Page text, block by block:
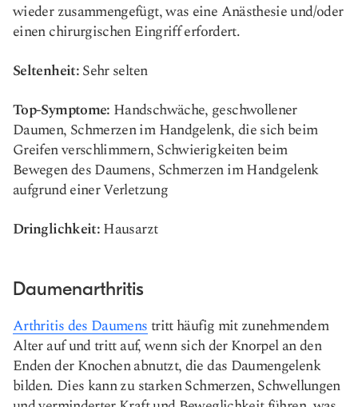
wieder zusammengefügt, was eine Anästhesie und/oder
einen chirurgischen Eingriff erfordert.
Seltenheit:Sehr selten
Top-Symptome: Handschwäche, geschwollener
Daumen, Schmerzen im Handgelenk, die sich beim
Greifen verschlimmern, Schwierigkeiten beim
Bewegen des Daumens, Schmerzen im Handgelenk
aufgrund einer Verletzung
Dringlichkeit:Hausarzt
Daumenarthritis
Arthritis des Daumenstritt häufig mit zunehmendem
Alter auf und tritt auf, wenn sich der Knorpel an den
Enden der Knochen abnutzt, die das Daumengelenk
bilden. Dies kann zu starken Schmerzen, Schwellungen